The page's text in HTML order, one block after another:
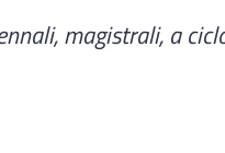
magistrali, a